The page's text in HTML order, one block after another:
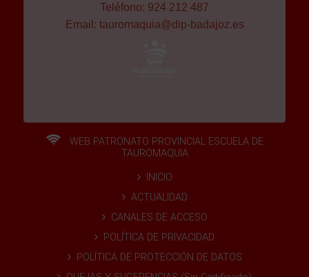
Teléfono: 924 212 487
Email: tauromaquia@dip-badajoz.es
WEB PATRONATO PROVINCIAL ESCUELA DE
TAUROMAQUIA
INICIO
ACTUALIDAD
CANALES DE ACCESO
POLÍTICA DE PRIVACIDAD
POLÍTICA DE PROTECCIÓN DE DATOS